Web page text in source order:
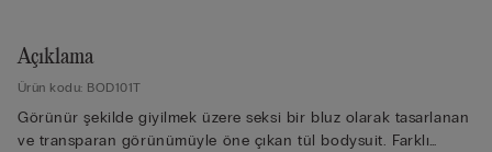
Açıklama
Ürün kodu: BOD101T
Görünür şekilde giyilmek üzere seksi bir bluz olarak tasarlanan
ve transparan görünümüyle öne çıkan tül bodysuit. Farklı